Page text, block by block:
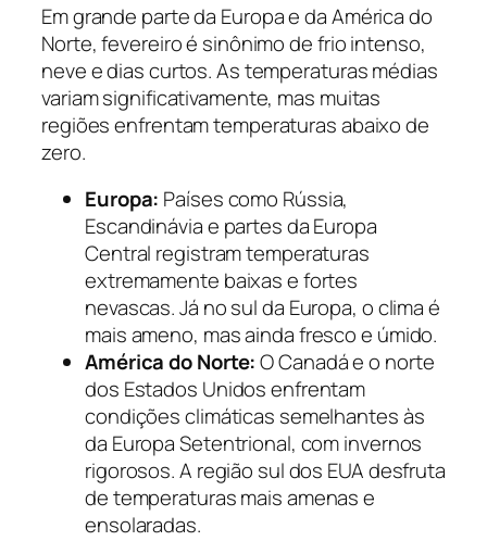
Em grande parte da Europa e da América do
Norte, fevereiro é sinônimo de frio intenso,
neve e dias curtos. As temperaturas médias
variam significativamente, mas muitas
regiões enfrentam temperaturas abaixo de
zero.
Europa: Países como Rússia,
Escandinávia e partes da Europa
Central registram temperaturas
extremamente baixas e fortes
nevascas. Já no sul da Europa, o clima é
mais ameno, mas ainda fresco e úmido.
América do Norte:O Canadá e o norte
dos Estados Unidos enfrentam
condições climáticas semelhantes às
da Europa Setentrional, com invernos
rigorosos. A região sul dos EUA desfruta
de temperaturas mais amenas e
ensolaradas.